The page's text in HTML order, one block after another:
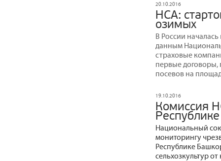
20.10.2016
НСА:
озимых
В России
данным
страховые
первые договоры,
посевов на
19.10.2016
Комиссия
Национальный
мониторингу
Республике
сельхозкультур